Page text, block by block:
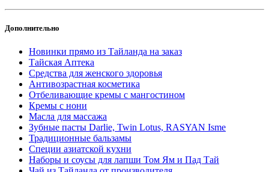
Дополнительно
Новинки прямо из Тайланда на заказ
Тайская Аптека
Средства для женского здоровья
Антивозрастная косметика
Отбеливающие кремы с мангостином
Кремы с нони
Масла для массажа
Зубные пасты Darlie, Twin Lotus, RASYAN Isme
Традиционные бальзамы
Специи азиатской кухни
Наборы и соусы для лапши Том Ям и Пад Тай